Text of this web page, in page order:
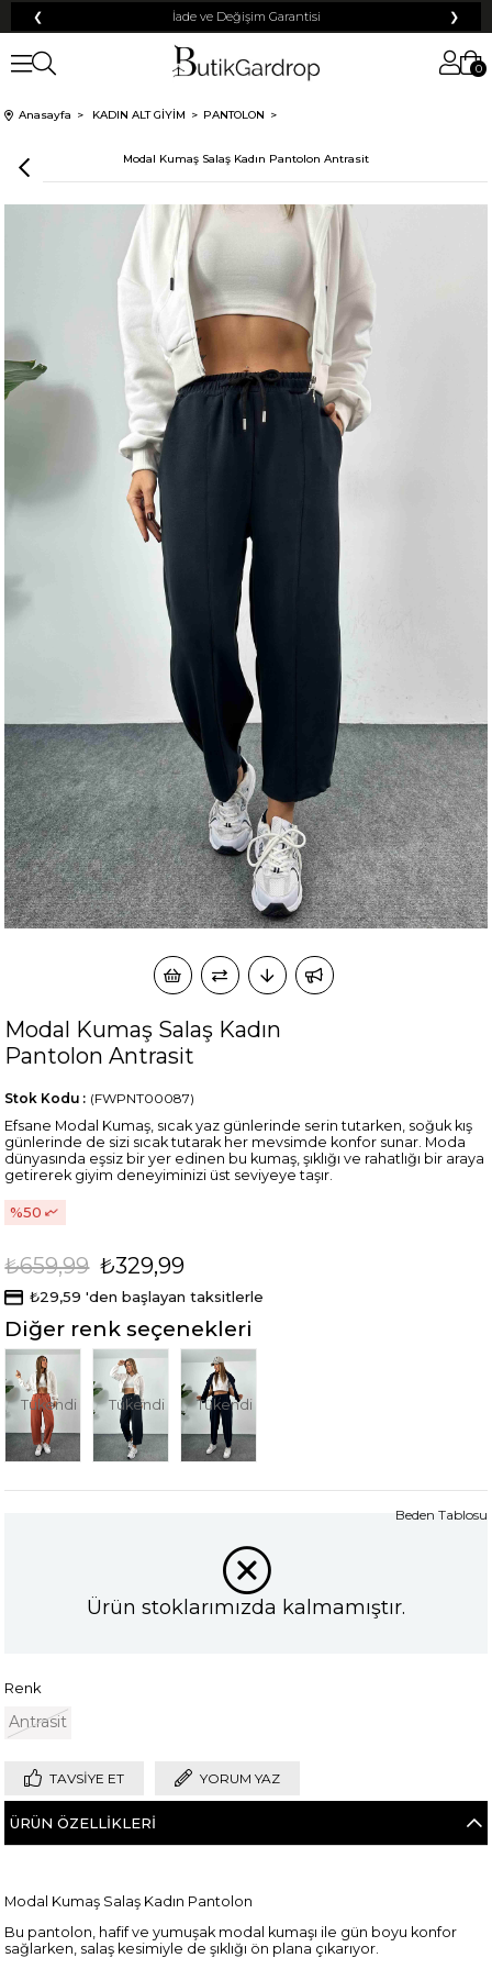
❮ Tüm Kredi Kartlarına +12 Taksit İmkanı! ❯
0
Anasayfa KADIN ALT GİYİM PANTOLON
Modal Kumaş Salaş Kadın Pantolon Antrasit
Modal Kumaş Salaş Kadın
Pantolon Antrasit
(FWPNT00087)
Stok Kodu
Efsane Modal Kumaş, sıcak yaz günlerinde serin tutarken, soğuk kış
günlerinde de sizi sıcak tutarak her mevsimde konfor sunar. Moda
dünyasında eşsiz bir yer edinen bu kumaş, şıklığı ve rahatlığı bir araya
getirerek giyim deneyiminizi üst seviyeye taşır.
50
₺659,99 ₺329,99
₺29,59 'den başlayan taksitlerle
Diğer renk seçenekleri
Tükendi Tükendi Tükendi
Ürün stoklarımızda kalmamıştır.
Renk
Antrasit
Beden Tablosu
TAVSIYE ET YORUM YAZ
ÜRÜN ÖZELLIKLERI
Modal Kumaş Salaş Kadın Pantolon
Bu pantolon, hafif ve yumuşak modal kumaşı ile gün boyu konfor
sağlarken, salaş kesimiyle de şıklığı ön plana çıkarıyor.
% 15
% 20
KARGO
250 TL
500 TL
50 TL
% 5
Mayıs Sürprizi!
Çarkı çevir ve fırsatı yakala !
Tanıtım, pazarlama, reklam ve benzeri amaçlarla tarafıma ticari elektronik ileti
gönderilmesine izin veriyorum.
okudum onay veriyorum.
Paylaştığım bilgilerin
KVKK kapsamında tarafınızca korunmasını, sms ve
WhatsApp üzerinden bilgilendirmeleri almayı
Çevir Kazan